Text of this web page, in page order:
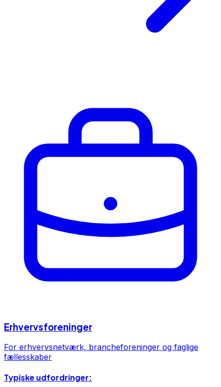
Erhvervsforeninger
For erhvervsnetværk, brancheforeninger og faglige
fællesskaber
Typiske udfordringer: